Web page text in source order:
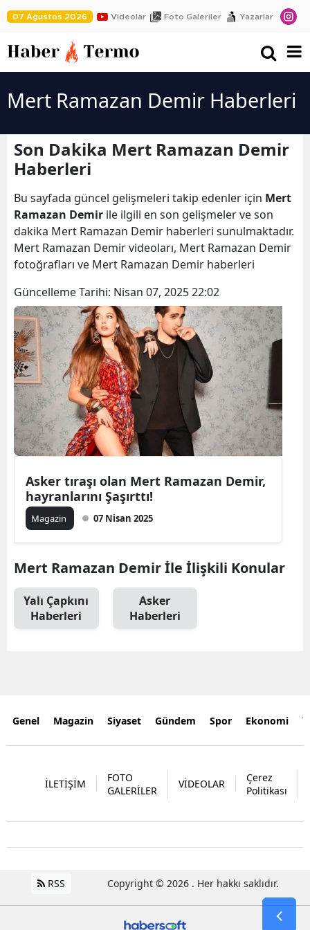
07 Ağustos 2026 Videolar Foto Galeriler Yazarlar
Mert Ramazan Demir Haberleri
Son Dakika Mert Ramazan Demir
Haberleri
Bu sayfada güncel gelişmeleri takip edenler için Mert
Ramazan Demir ile ilgili en son gelişmeler ve son
dakika Mert Ramazan Demir haberleri sunulmaktadır.
Mert Ramazan Demir videoları, Mert Ramazan Demir
fotoğrafları ve Mert Ramazan Demir haberleri
Güncelleme Tarihi: Nisan 07, 2025 22:02
Asker tıraşı olan Mert Ramazan Demir,
hayranlarını Şaşırttı!
Magazin 07 Nisan 2025
Mert Ramazan Demir İle İlişkili Konular
Yalı Çapkını
Haberleri
Asker
Haberleri
Genel Magazin Siyaset Gündem Spor Ekonomi
İLETİŞİM
FOTO
GALERİLER
VİDEOLAR
Çerez
Politikası
RSS Copyright © 2026 . Her hakkı saklıdır.